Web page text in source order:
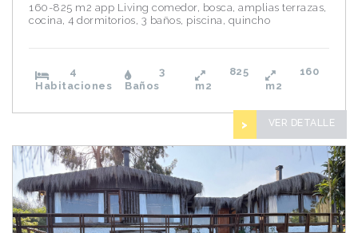
160-825 m2 app Living comedor, bosca, amplias terrazas,
cocina, 4 dormitorios, 3 baños, piscina, quincho
4
Habitaciones
3
Baños
825
m2
160
m2
> VER DETALLE